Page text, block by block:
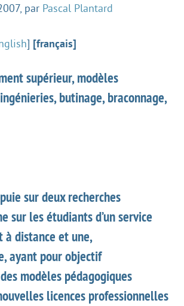
, par Pascal Plantard
] [français]
supérieur, modèles
butinage, braconnage,
sur deux recherches
sur les étudiants d’un service
à distance et une,
ayant pour objectif
modèles pédagogiques
licences professionnelles